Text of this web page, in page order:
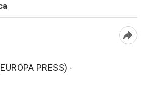
PRESS) -